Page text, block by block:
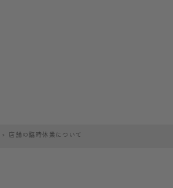
> 店舗の臨時休業について